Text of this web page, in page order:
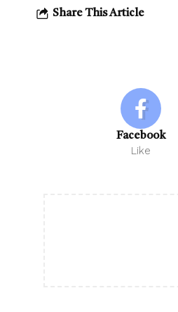
Share This Article
Facebook
Like